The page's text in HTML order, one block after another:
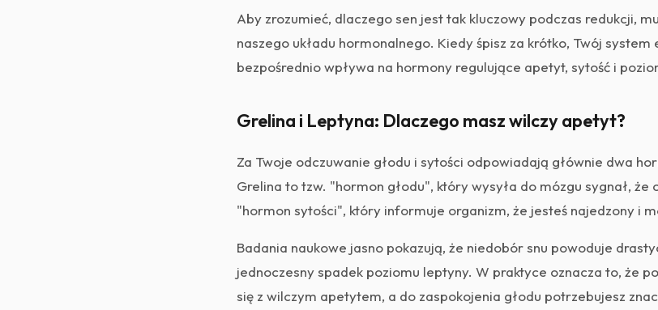
Aby zrozumieć, dlaczego sen jest tak kluczowy podczas redukcji,
naszego układu hormonalnego. Kiedy śpisz za krótko, Twój
bezpośrednio wpływa na hormony regulujące apetyt, sytość i
Grelina i Leptyna: Dlaczego masz wilczy apetyt?
Za Twoje odczuwanie głodu i sytości odpowiadają głównie dwa
Grelina to tzw. "hormon głodu", który wysyła do mózgu sygnał, że
"hormon sytości", który informuje organizm, że jesteś najedzony i
Badania naukowe jasno pokazują, że niedobór snu powoduje
jednoczesny spadek poziomu leptyny. W praktyce oznacza to, że
się z wilczym apetytem, a do zaspokojenia głodu potrzebujesz